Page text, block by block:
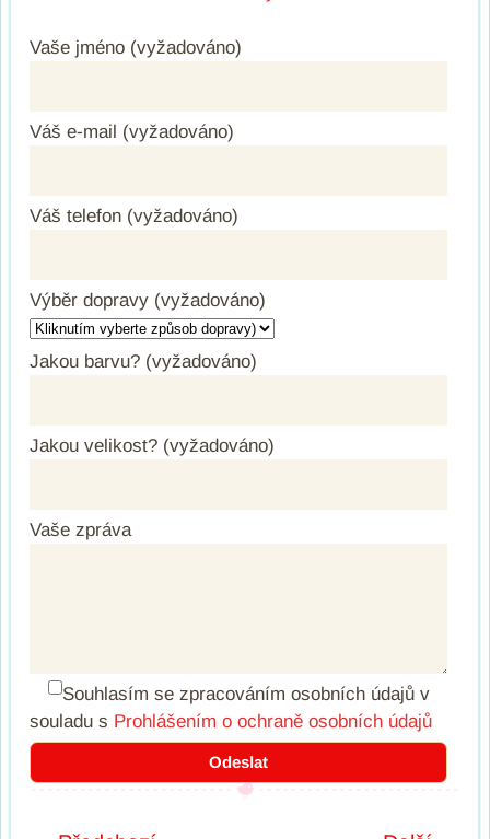
Vaše jméno (vyžadováno)
Váš e-mail (vyžadováno)
Váš telefon (vyžadováno)
Výběr dopravy (vyžadováno)
Jakou barvu? (vyžadováno)
Jakou velikost? (vyžadováno)
Vaše zpráva
Souhlasím se zpracováním osobních údajů v
souladu s Prohlášením o ochraně osobních údajů